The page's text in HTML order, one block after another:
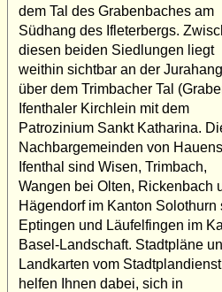
dem Tal des Grabenbaches am
Südhang des Ifleterbergs.
diesen beiden Siedlungen liegt
weithin sichtbar an der
über dem Trimbacher Tal
Ifenthaler Kirchlein mit dem
Patrozinium Sankt Katharina.
Nachbargemeinden von
Ifenthal sind Wisen, Trimbach,
Wangen bei Olten, Rickenbach
Hägendorf im Kanton Solothurn
Eptingen und Läufelfingen im
Basel-Landschaft. Stadtpläne
Landkarten vom Stadtplandienst
helfen Ihnen dabei, sich in